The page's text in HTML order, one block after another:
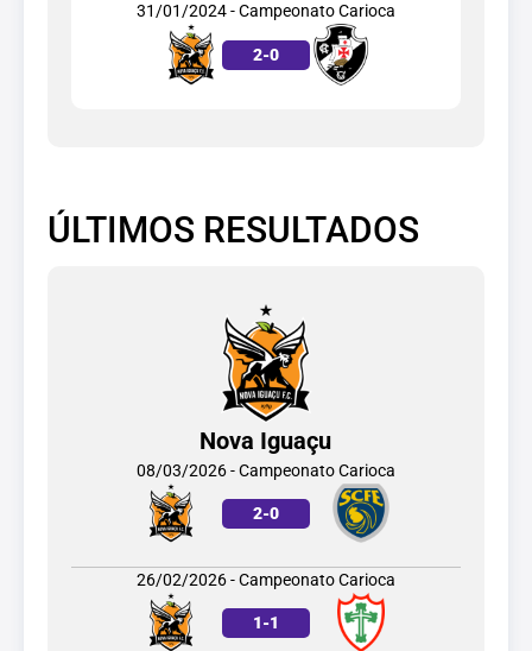
31/01/2024 - Campeonato Carioca
2-0
ÚLTIMOS RESULTADOS
Nova Iguaçu
08/03/2026 - Campeonato Carioca
2-0
26/02/2026 - Campeonato Carioca
1-1